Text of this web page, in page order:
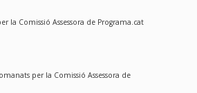
la Comissió Assessora de Programa.cat
per la Comissió Assessora de